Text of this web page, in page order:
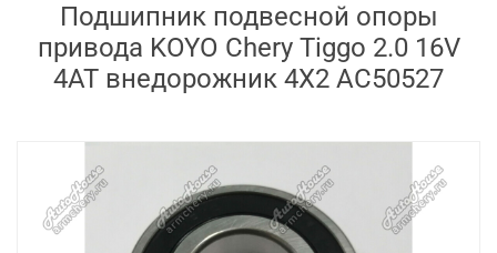
Подшипник подвесной опоры
привода KOYO Chery Tiggo 2.0 16V
4AT внедорожник 4X2 AC50527